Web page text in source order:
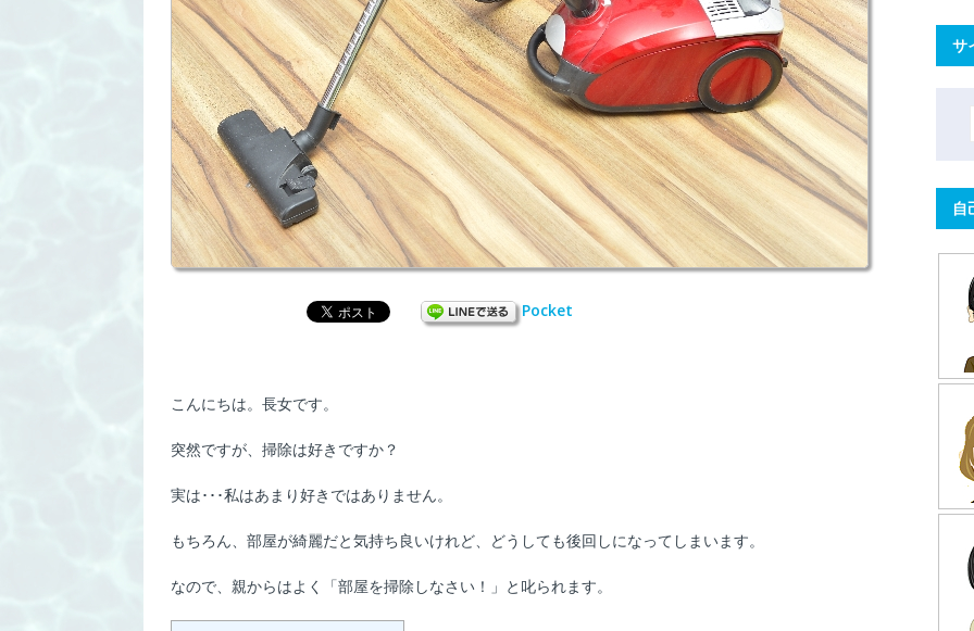
Pocket
こんにちは。長女です。
突然ですが、掃除は好きですか？
実は･･･私はあまり好きではありません。
もちろん、部屋が綺麗だと気持ち良いけれど、どうしても後回しになってしまいます。
なので、親からはよく「部屋を掃除しなさい！」と叱られます。
サ
自